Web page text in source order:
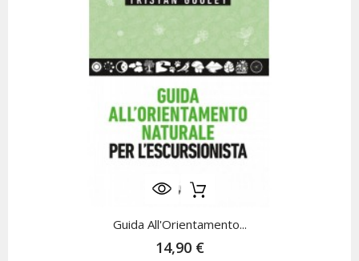
Guida All'Orientamento...
14,90 €